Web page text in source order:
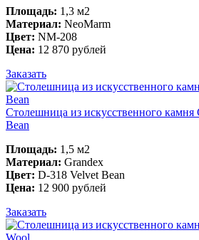
Площадь: 1,3 м2
Материал: NeoMarm
Цвет: NM-208
Цена: 12 870 рублей
Заказать
Столешница из искусственного камня
Bean
Площадь: 1,5 м2
Материал: Grandex
Цвет: D-318 Velvet Bean
Цена: 12 900 рублей
Заказать